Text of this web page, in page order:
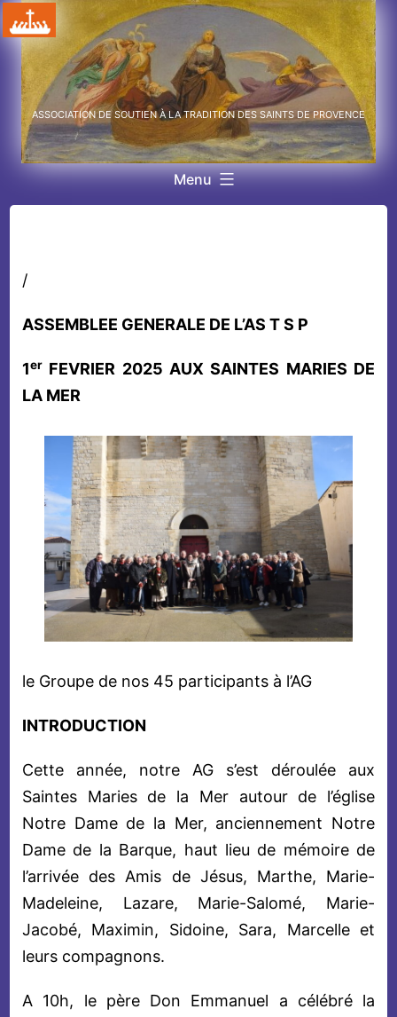
Aller
au
contenu
ASSOCIATION DE SOUTIEN À LA TRADITION DES SAINTS DE PROVENCE
Menu
/
ASSEMBLEE GENERALE DE L’AS T S P
1er FEVRIER 2025 AUX SAINTES MARIES DE
LA MER
le Groupe de nos 45 participants à l’AG
INTRODUCTION
Cette année, notre AG s’est déroulée aux
Saintes Maries de la Mer autour de l’église
Notre Dame de la Mer, anciennement Notre
Dame de la Barque, haut lieu de mémoire de
l’arrivée des Amis de Jésus, Marthe, Marie-
Madeleine, Lazare, Marie-Salomé, Marie-
Jacobé, Maximin, Sidoine, Sara, Marcelle et
leurs compagnons.
A 10h, le père Don Emmanuel a célébré la